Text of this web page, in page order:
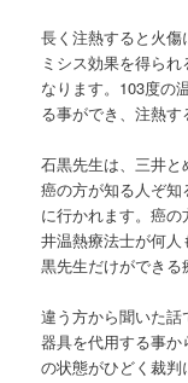
長く注熱すると火
ミシス効果を得ら
なります。103度の
る事ができ、注熱す
石黒先生は、三井
癌の方が知る人ぞ
に行かれます。癌
井温熱療法士が何
黒先生だけができる
違う方から聞いた
器具を代用する事
の状態がひどく裁判